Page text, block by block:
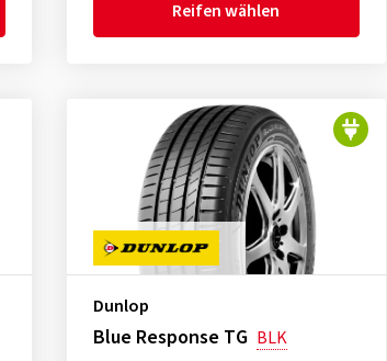
Reifen wählen
Dunlop
Blue Response TG BLK